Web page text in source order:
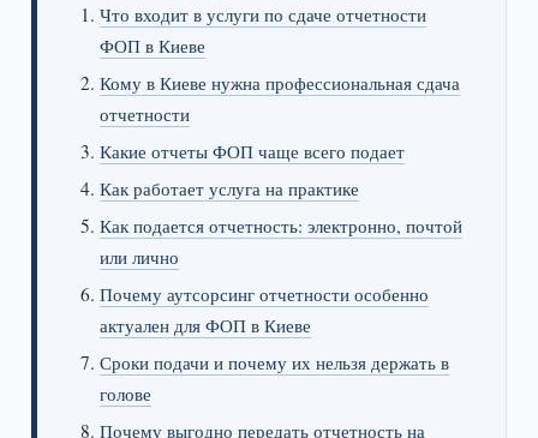
Что входит в услуги по сдаче отчетности
ФОП в Киеве
Кому в Киеве нужна профессиональная сдача
отчетности
Какие отчеты ФОП чаще всего подает
Как работает услуга на практике
Как подается отчетность: электронно, почтой
или лично
Почему аутсорсинг отчетности особенно
актуален для ФОП в Киеве
Сроки подачи и почему их нельзя держать в
голове
Почему выгодно передать отчетность на